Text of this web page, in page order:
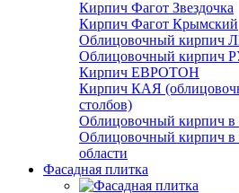
Кирпич Фагот Звездочка
Кирпич Фагот Крымский
Облицовочный кирпич
Облицовочный кирпич
Кирпич ЕВРОТОН
Кирпич КАЯ
столбов)
Облицовочный кирпич в
Облицовочный кирпич в
области
Фасадная плитка